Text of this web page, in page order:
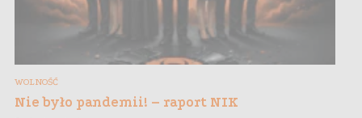
WOLNOŚĆ
Nie było pandemii! – raport NIK